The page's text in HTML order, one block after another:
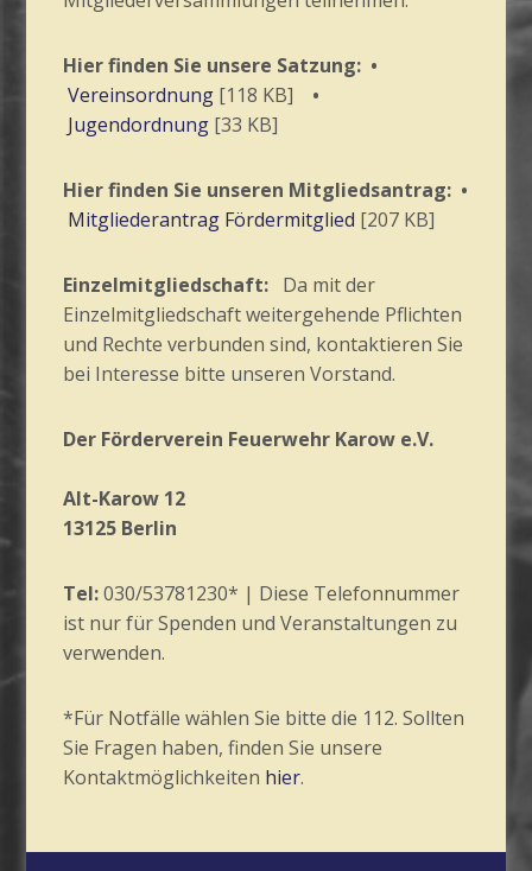
Hier finden Sie unsere Satzung: •
Vereinsordnung[118 KB] •
Jugendordnung[33 KB]
Hier finden Sie unseren Mitgliedsantrag: •
Mitgliederantrag Fördermitglied [207 KB]
Einzelmitgliedschaft: Da mit der
Einzelmitgliedschaft weitergehende Pflichten
und Rechte verbunden sind, kontaktieren Sie
bei Interesse bitte unseren Vorstand.
Der Förderverein Feuerwehr Karow e.V.
Alt-Karow 12
13125 Berlin
Tel:030/53781230* | Diese Telefonnummer
ist nur für Spenden und Veranstaltungen zu
verwenden.
*Für Notfälle wählen Sie bitte die 112. Sollten
Sie Fragen haben, finden Sie unsere
Kontaktmöglichkeiten hier.